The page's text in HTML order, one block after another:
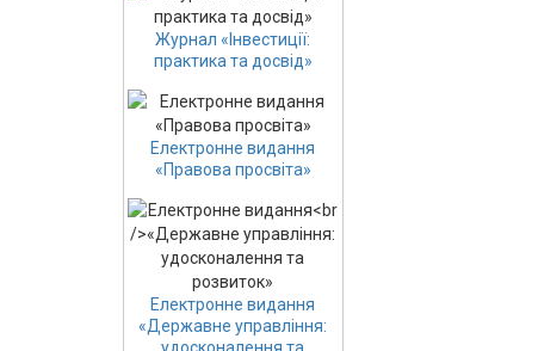
Журнал «Інвестиції:
практика та досвід»
Електронне видання
«Правова просвіта»
Електронне видання
«Державне управління: